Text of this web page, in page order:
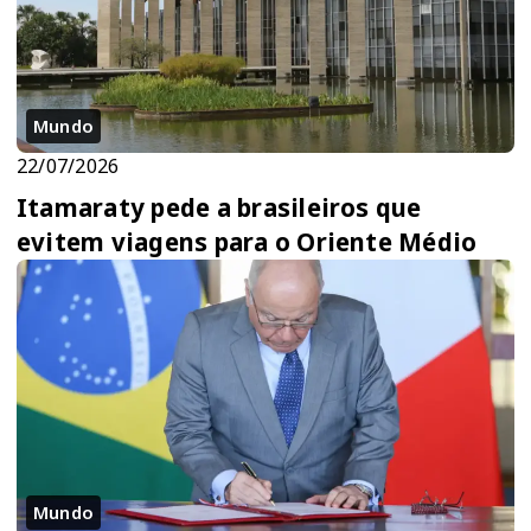
Mundo
22/07/2026
Itamaraty pede a brasileiros que
evitem viagens para o Oriente Médio
Mundo